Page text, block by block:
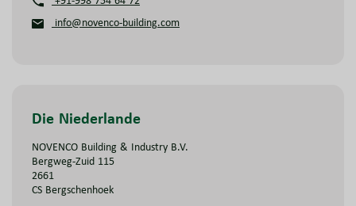
info@novenco-building.com
Die Niederlande
NOVENCO Building & Industry B.V.
Bergweg-Zuid 115
2661
CS Bergschenhoek